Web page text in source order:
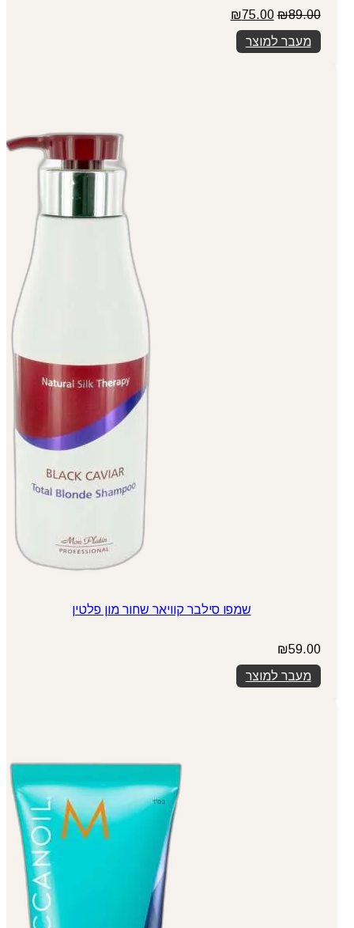
₪89.00
המחיר
המקורי
היה:
₪89.00.
₪75.00
מעבר למוצר
שמפו סילבר קוויאר שחור מון פלטין
₪59.00
מעבר למוצר